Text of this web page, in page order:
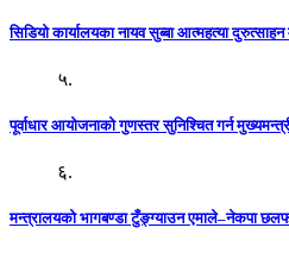
सिडियो कार्यालयका नायव सुब्बा आत्महत्या दुरुत्साहन
५.
पूर्वाधार आयोजनाको गुणस्तर सुनिश्चित गर्न
६.
मन्त्रालयको भागबण्डा टुँङ्ग्याउन एमाले–नेकपा